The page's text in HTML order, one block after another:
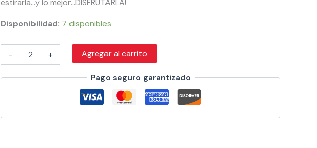
estirarla…y lo mejor…DISFRUTARLA!
Disponibilidad: 7 disponibles
- + Agregar al carrito
Pago seguro garantizado